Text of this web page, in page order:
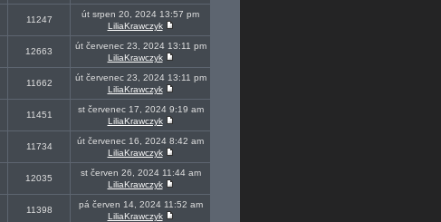
11247
út srpen 20, 2024 13:57 pm
LiliaKrawczyk
12663
út červenec 23, 2024 13:11 pm
LiliaKrawczyk
11662
út červenec 23, 2024 13:11 pm
LiliaKrawczyk
11451
st červenec 17, 2024 9:19 am
LiliaKrawczyk
11734
út červenec 16, 2024 8:42 am
LiliaKrawczyk
12035
st červen 26, 2024 11:44 am
LiliaKrawczyk
11398
pá červen 14, 2024 11:52 am
LiliaKrawczyk